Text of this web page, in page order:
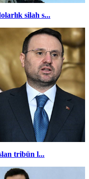
silah s...
tribün l...